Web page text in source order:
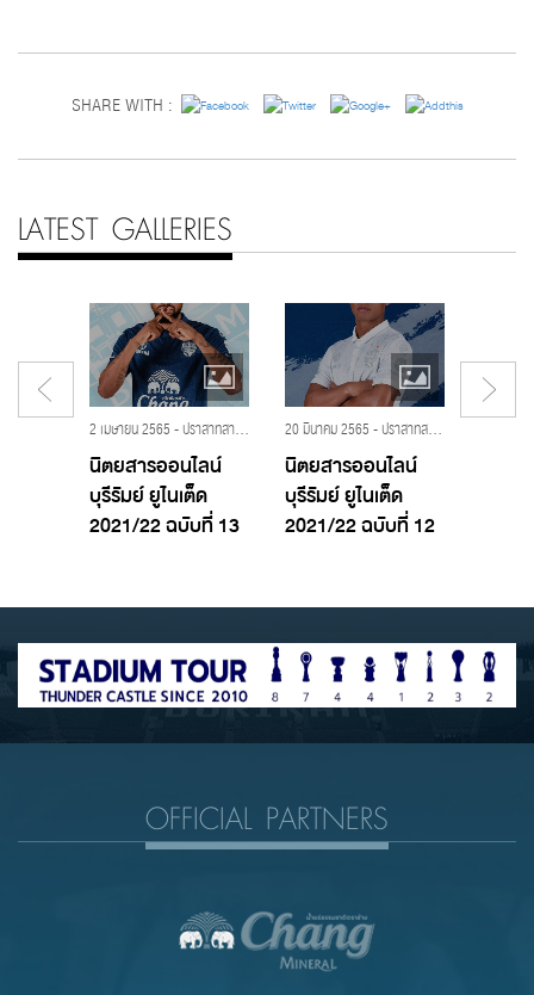
SHARE WITH :
LATEST GALLERIES
2 เมษายน 2565 - ปราสาทสายฟ้า,บุรีรัมย์ ยูไนเต็ด,โจนาธาน โบลินกิ,นิตยสารออนไลน์ บุรีรัมย์ ยูไนเต็ด 2021/2022
นิตยสารออนไลน์
บุรีรัมย์ ยูไนเต็ด
2021/22 ฉบับที่ 13
20 มีนาคม 2565 - ปราสาทสายฟ้า,บุรีรัมย์ ยูไนเต็ด,ศศลักษณ์ ไหประโคน,นิตยสารออนไลน์ บุรีรัมย์ ยูไนเต็ด 2021/2022
นิตยสารออนไลน์
บุรีรัมย์ ยูไนเต็ด
2021/22 ฉบับที่ 12
OFFICIAL PARTNERS